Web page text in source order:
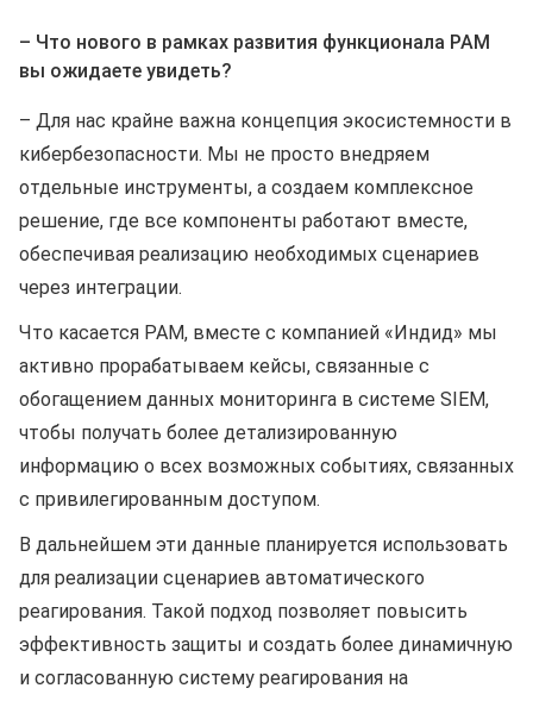
– Что нового в рамках развития функционала PAM
вы ожидаете увидеть?
– Для нас крайне важна концепция экосистемности в
кибербезопасности. Мы не просто внедряем
отдельные инструменты, а создаем комплексное
решение, где все компоненты работают вместе,
обеспечивая реализацию необходимых сценариев
через интеграции.
Что касается PAM, вместе с компанией «Индид» мы
активно прорабатываем кейсы, связанные с
обогащением данных мониторинга в системе SIEM,
чтобы получать более детализированную
информацию о всех возможных событиях, связанных
с привилегированным доступом.
В дальнейшем эти данные планируется использовать
для реализации сценариев автоматического
реагирования. Такой подход позволяет повысить
эффективность защиты и создать более динамичную
и согласованную систему реагирования на